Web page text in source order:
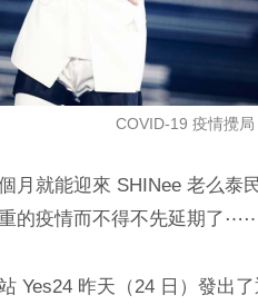
COVID-19 疫情攪
月就能迎來 SHINee 老么泰
的疫情而不得不先延期了
Yes24 昨天（24 日）發出